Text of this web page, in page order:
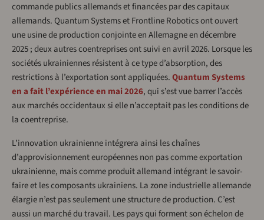
commande publics allemands et financées par des capitaux
allemands. Quantum Systems et Frontline Robotics ont ouvert
une usine de production conjointe en Allemagne en décembre
2025 ; deux autres coentreprises ont suivi en avril 2026. Lorsque les
sociétés ukrainiennes résistent à ce type d’absorption, des
restrictions à l’exportation sont appliquées.Quantum Systems
en a fait l’expérience en mai 2026, qui s’est vue barrer l’accès
aux marchés occidentaux si elle n’acceptait pas les conditions de
la coentreprise.
L’innovation ukrainienne intégrera ainsi les chaînes
d’approvisionnement européennes non pas comme exportation
ukrainienne, mais comme produit allemand intégrant le savoir-
faire et les composants ukrainiens. La zone industrielle allemande
élargie n’est pas seulement une structure de production. C’est
aussi un marché du travail. Les pays qui forment son échelon de